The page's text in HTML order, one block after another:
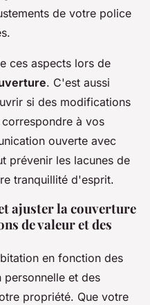
de votre police
ces aspects lors de
. C'est aussi
si des modifications
à vos
ouverte avec
prévenir les lacunes de
tranquillité d'esprit.
ajuster la couverture
de valeur et des
en fonction des
et des
propriété. Que votre